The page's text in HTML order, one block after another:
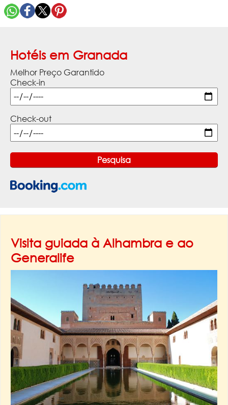
Hotéis em Granada
Melhor Preço Garantido
Check-in
Check-out
Visita guiada à Alhambra e ao
Generalife